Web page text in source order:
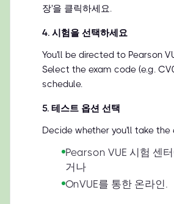
장'을 클릭하세요.
4. 시험을 선택하세요
You'll be directed to Pearson
Select the exam code (e.g.
schedule.
5. 테스트 옵션 선택
Decide whether you'll take the
Pearson VUE 시험 센
거나
OnVUE를 통한 온라인.